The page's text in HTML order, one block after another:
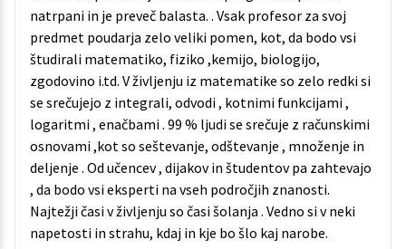
natrpani in je preveč balasta. . Vsak profesor za svoj
predmet poudarja zelo veliki pomen, kot, da bodo vsi
študirali matematiko, fiziko ,kemijo, biologijo,
zgodovino i.td. V življenju iz matematike so zelo redki si
se srečujejo z integrali, odvodi , kotnimi funkcijami ,
logaritmi , enačbami . 99 % ljudi se srečuje z računskimi
osnovami ,kot so seštevanje, odštevanje , množenje in
deljenje . Od učencev , dijakov in študentov pa zahtevajo
, da bodo vsi eksperti na vseh področjih znanosti.
Najtežji časi v življenju so časi šolanja . Vedno si v neki
napetosti in strahu, kdaj in kje bo šlo kaj narobe.